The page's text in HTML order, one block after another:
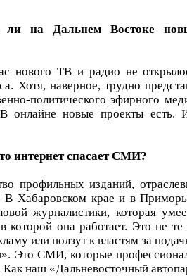
ли на Дальнем Востоке
нового ТВ и радио не
Хотя, наверное, трудно
политического эфирного
онлайне новые проекты есть.
интернет спасает СМИ?
профильных изданий,
В Хабаровском крае и в
журналистики, которая
которой она работает. Это не
или ползут к властям за
Это СМИ, которые
Как наш «Дальневосточный